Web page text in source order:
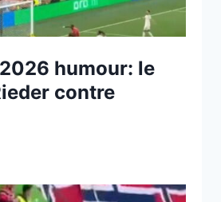
humour: le
contre